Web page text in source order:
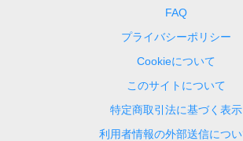
FAQ
プライバシーポリシー
Cookieについて
このサイトについて
特定商取引法に基づく表示
利用者情報の外部送信につ